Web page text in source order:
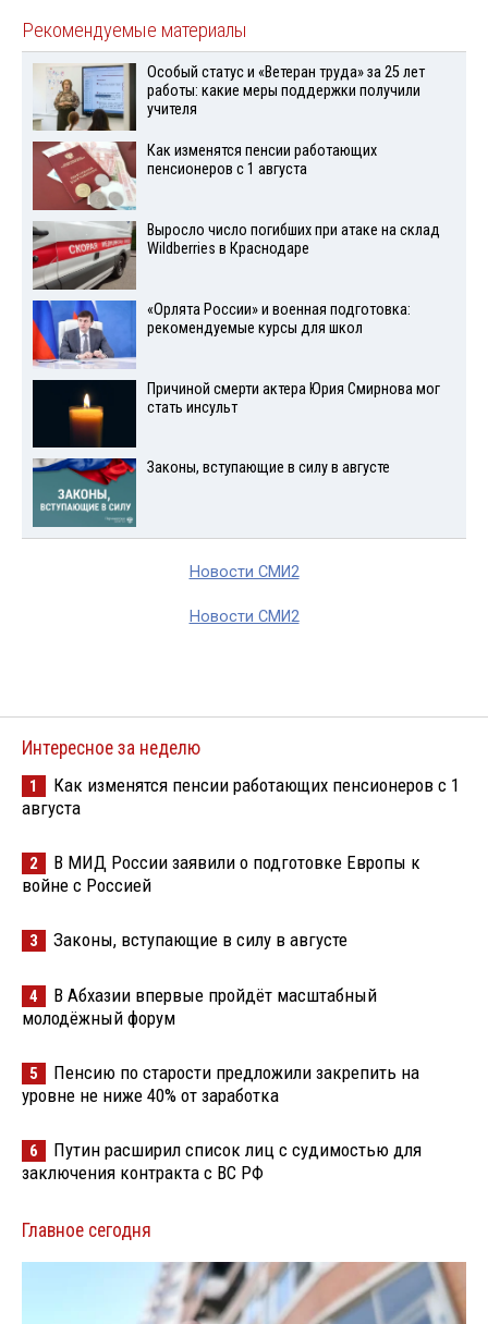
Рекомендуемые материалы
Особый статус и «Ветеран труда» за 25 лет
работы: какие меры поддержки получили
учителя
Как изменятся пенсии работающих
пенсионеров с 1 августа
Выросло число погибших при атаке на склад
Wildberries в Краснодаре
«Орлята России» и военная подготовка:
рекомендуемые курсы для школ
Причиной смерти актера Юрия Смирнова мог
стать инсульт
Законы, вступающие в силу в августе
Новости СМИ2
Новости СМИ2
Интересное за неделю
1
Как изменятся пенсии работающих пенсионеров с 1
августа
2
В МИД России заявили о подготовке Европы к
войне с Россией
3 Законы, вступающие в силу в августе
4
В Абхазии впервые пройдёт масштабный
молодёжный форум
5
Пенсию по старости предложили закрепить на
уровне не ниже 40% от заработка
6
Путин расширил список лиц с судимостью для
заключения контракта с ВС РФ
Главное сегодня